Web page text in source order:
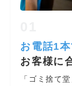
お電話1本
お客様に
「ゴミ捨て